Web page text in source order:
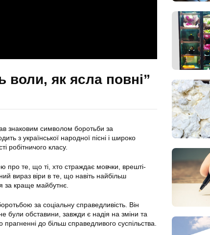
воли, як ясла повні”
знаковим символом боротьби за
з української народної пісні і широко
робітничого класу.
про те, що ті, хто страждає мовчки, врешті-
вираз віри в те, що навіть найбільш
за краще майбутнє.
за соціальну справедливість. Він
обставини, завжди є надія на зміни та
до більш справедливого суспільства.